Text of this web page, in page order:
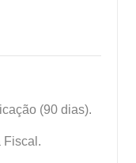
(90 dias).
Fiscal.